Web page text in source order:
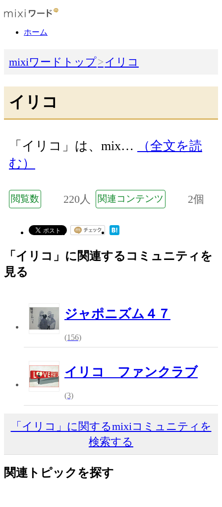
ホーム
mixiワードトップ イリコ
イリコ
「イリコ」は、mix…
（全文を読
む）
閲覧数 220人 関連コンテンツ 2個
「イリコ」に関連するコミュニティを
見る
ジャポニズム４７
(156)
イリコ ファンクラブ
(3)
「イリコ」に関するmixiコミュニティを
検索する
関連トピックを探す